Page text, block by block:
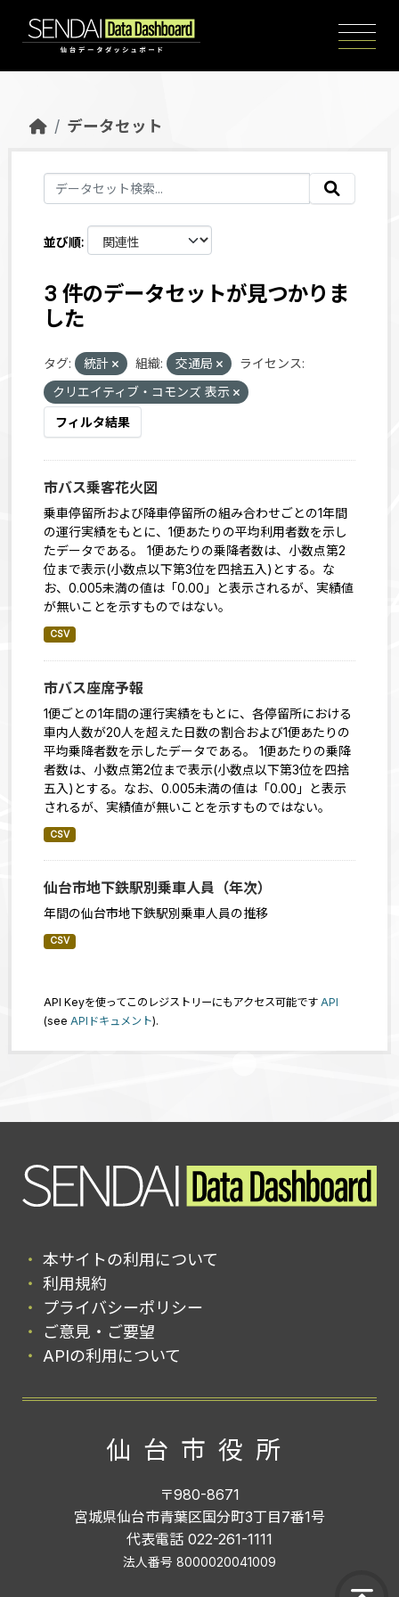
データセット
並び順
3 件のデータセットが見つかりま
した
タグ: 統計 組織: 交通局
ライセンス:
クリエイティブ・コモンズ 表示
フィルタ結果
市バス乗客花火図
乗車停留所および降車停留所の組み合わせごとの1年間
の運行実績をもとに、1便あたりの平均利用者数を示し
たデータである。 1便あたりの乗降者数は、小数点第2
位まで表示(小数点以下第3位を四捨五入)とする。な
お、0.005未満の値は「0.00」と表示されるが、実績値
が無いことを示すものではない。
CSV
市バス座席予報
1便ごとの1年間の運行実績をもとに、各停留所における
車内人数が20人を超えた日数の割合および1便あたりの
平均乗降者数を示したデータである。 1便あたりの乗降
者数は、小数点第2位まで表示(小数点以下第3位を四捨
五入)とする。なお、0.005未満の値は「0.00」と表示
されるが、実績値が無いことを示すものではない。
CSV
仙台市地下鉄駅別乗車人員（年次）
年間の仙台市地下鉄駅別乗車人員の推移
CSV
API Keyを使ってこのレジストリーにもアクセス可能です API
(see APIドキュメント).
本サイトの利用について
利用規約
プライバシーポリシー
ご意見・ご要望
APIの利用について
仙台市役所
〒980-8671
宮城県仙台市青葉区国分町3丁目7番1号
代表電話 022-261-1111
法人番号 8000020041009